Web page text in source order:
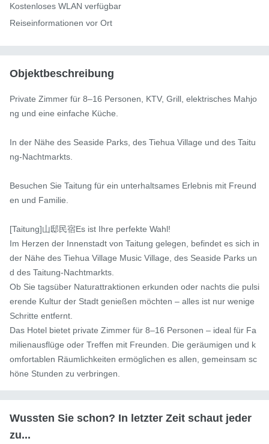
Kostenloses WLAN verfügbar
Reiseinformationen vor Ort
Objektbeschreibung
Private Zimmer für 8–16 Personen, KTV, Grill, elektrisches Mahjo
ng und eine einfache Küche.
In der Nähe des Seaside Parks, des Tiehua Village und des Taitu
ng-Nachtmarkts.
Besuchen Sie Taitung für ein unterhaltsames Erlebnis mit Freund
en und Familie.
[Taitung]山邸民宿Es ist Ihre perfekte Wahl!
Im Herzen der Innenstadt von Taitung gelegen, befindet es sich in
der Nähe des Tiehua Village Music Village, des Seaside Parks un
d des Taitung-Nachtmarkts.
Ob Sie tagsüber Naturattraktionen erkunden oder nachts die pulsi
erende Kultur der Stadt genießen möchten – alles ist nur wenige
Schritte entfernt.
Das Hotel bietet private Zimmer für 8–16 Personen – ideal für Fa
milienausflüge oder Treffen mit Freunden. Die geräumigen und k
omfortablen Räumlichkeiten ermöglichen es allen, gemeinsam sc
höne Stunden zu verbringen.
Wussten Sie schon? In letzter Zeit schaut jeder
zu...